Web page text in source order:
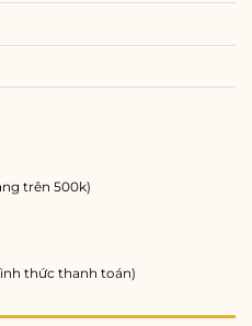
trên 500k)
thức thanh toán)